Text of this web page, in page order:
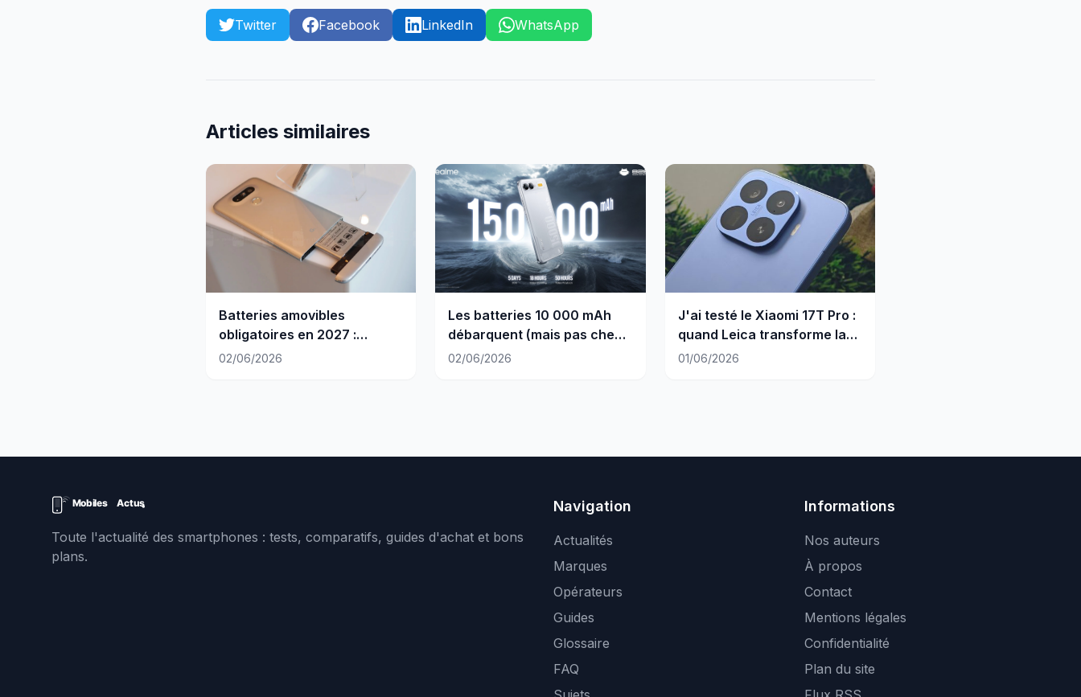
Twitter Facebook LinkedIn WhatsApp
Articles similaires
Batteries amovibles
obligatoires en 2027 :
pourquoi pas sur iPhone ?
02/06/2026
Les batteries 10 000 mAh
débarquent (mais pas chez
nous)
02/06/2026
J'ai testé le Xiaomi 17T Pro :
quand Leica transforme la
photo mobile
01/06/2026
Toute l'actualité des smartphones : tests, comparatifs, guides d'achat et bons
plans.
Navigation
Actualités
Marques
Opérateurs
Guides
Glossaire
FAQ
Informations
Nos auteurs
À propos
Contact
Mentions légales
Confidentialité
Plan du site